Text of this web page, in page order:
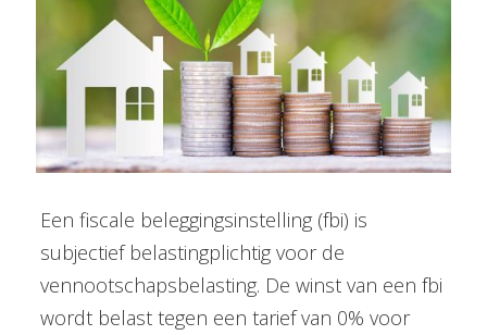
Een fiscale beleggingsinstelling (fbi) is
subjectief belastingplichtig voor de
vennootschapsbelasting. De winst van een fbi
wordt belast tegen een tarief van 0% voor